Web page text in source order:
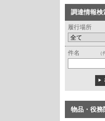
調達情報検
履行場所
件名
物品・役務